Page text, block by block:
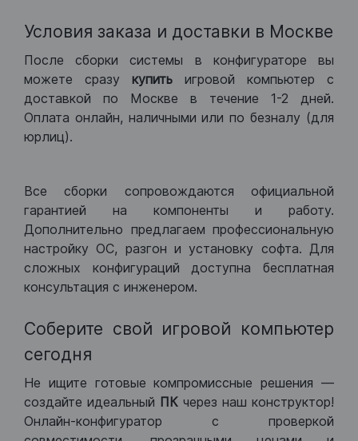
Условия заказа и доставки в Москве
После сборки системы в конфигураторе вы
можете сразу купить игровой компьютер с
доставкой по Москве в течение 1-2 дней.
Оплата онлайн, наличными или по безналу (для
юрлиц).
Все сборки сопровождаются официальной
гарантией на компоненты и работу.
Дополнительно предлагаем профессиональную
настройку ОС, разгон и установку софта. Для
сложных конфигураций доступна бесплатная
консультация с инженером.
Соберите свой игровой компьютер
сегодня
Не ищите готовые компромиссные решения —
создайте идеальный ПК через наш конструктор!
Онлайн-конфигуратор с проверкой